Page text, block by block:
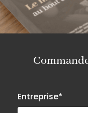
Entreprise*